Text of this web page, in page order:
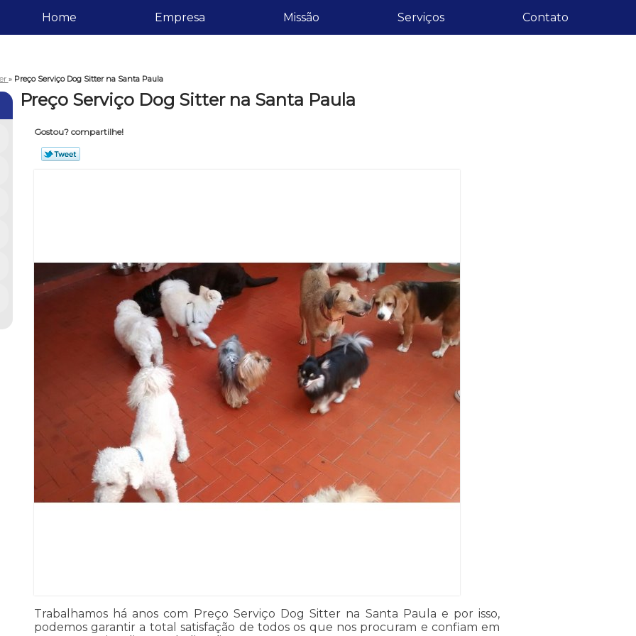
Home Empresa Missão Serviços Contato
» Preço Serviço Dog Sitter na Santa Paula
Preço Serviço Dog Sitter na Santa Paula
Gostou? compartilhe!
Trabalhamos há anos com Preço Serviço Dog Sitter na Santa Paula e por isso,
podemos garantir a total satisfação de todos os que nos procuram e confiam em